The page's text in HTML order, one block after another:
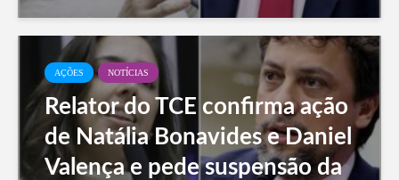
AÇÕES NOTÍCIAS
Relator do TCE confirma ação
de Natália Bonavides e Daniel
Valença e pede suspensão da